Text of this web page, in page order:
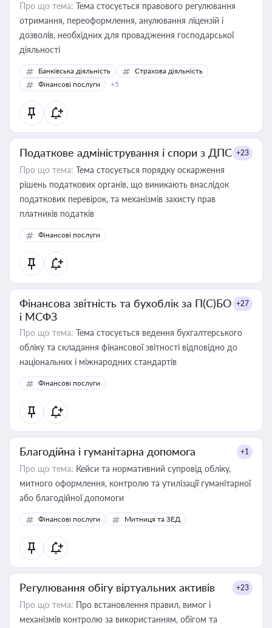
Про що тема: Тема стосується правового регулювання
отримання, переоформлення, анулювання ліцензій і
дозволів, необхідних для провадження господарської
діяльності
Банківська діяльність
Страхова діяльність
Фінансові послуги
+5
Податкове адміністрування і спори з ДПС +23
Про що тема: Тема стосується порядку оскарження
рішень податкових органів, що виникають внаслідок
податкових перевірок, та механізмів захисту прав
платників податків
Фінансові послуги
Фінансова звітність та бухоблік за П(С)БО
і МСФЗ
+27
Про що тема: Тема стосується ведення бухгалтерського
обліку та складання фінансової звітності відповідно до
національних і міжнародних стандартів
Фінансові послуги
Благодійна і гуманітарна допомога +1
Про що тема: Кейси та нормативний супровід обліку,
митного оформлення, контролю та утилізації гуманітарної
або благодійної допомоги
Фінансові послуги Митниця та ЗЕД
Регулювання обігу віртуальних активів +23
Про що тема: Про встановлення правил, вимог і
механізмів контролю за використанням, обігом та